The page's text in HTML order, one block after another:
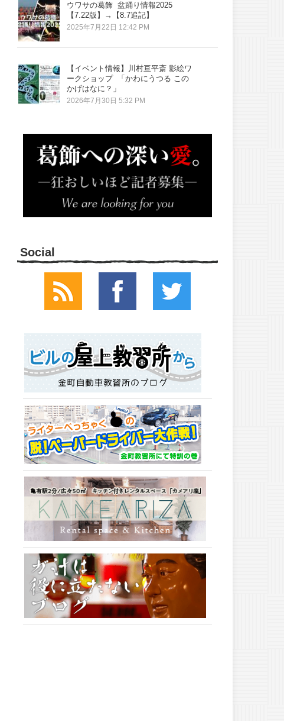
ウワサの葛飾 盆踊り情報2025
【7.22版】→【8.7追記】
2025年7月22日 12:42 PM
【イベント情報】川村亘平斎 影絵ワ
ークショップ 「かわにうつる この
かげはなに？」
2026年7月30日 5:32 PM
Social